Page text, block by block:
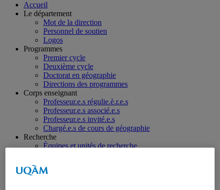
Accueil
Le département
Mot de la direction
Personnel de soutien
Logos
Programmes
Premier cycle
Deuxième cycle
Doctorat en géographie
Directions des programmes
Corps enseignant
Professeur.e.s régulie.è.r.e.s
Professeur.e.s associé.e.s
Professeur.e.s invité.e.s
Chargé.e.s de cours de géographie
Recherche
Équipes et unités de recherche
Publications